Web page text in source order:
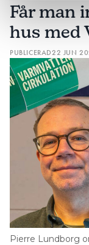
Får man
hus med
PUBLICERAD22 JUN
Pierre Lundborg